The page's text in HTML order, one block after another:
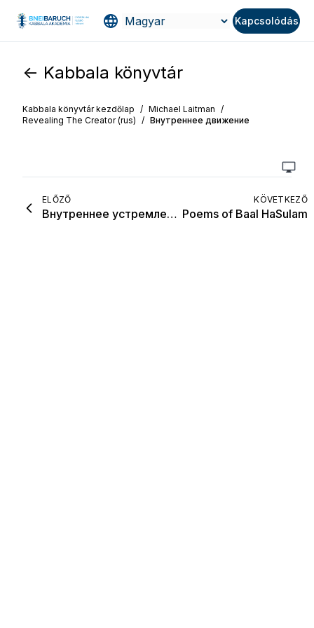
Kapcsolódás
<- Kabbala könyvtár
Kabbala könyvtár kezdőlap / Michael Laitman /
Revealing The Creator (rus) / Внутреннее движение
ELŐZŐ
Внутреннее устремление в изучении каббалы
KÖVETKEZŐ
Poems of Baal HaSulam